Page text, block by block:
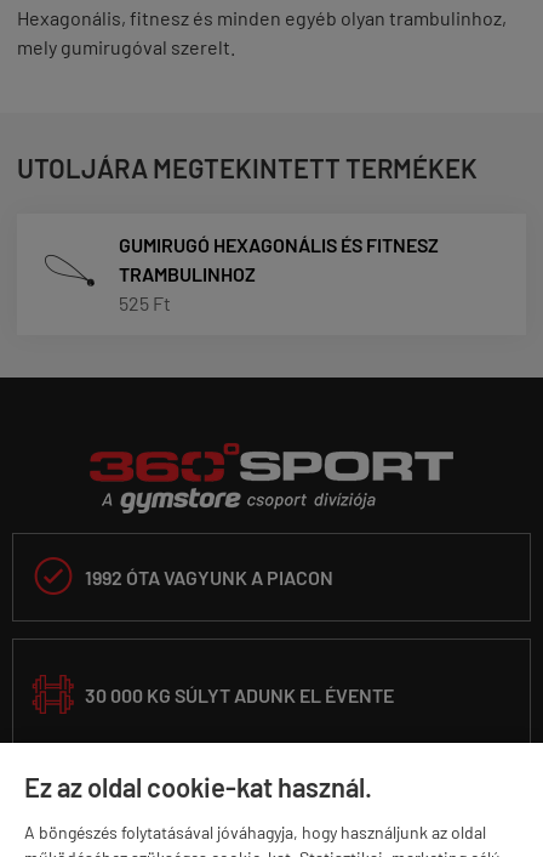
Ez az oldal cookie-kat használ.
A böngészés folytatásával jóváhagyja, hogy használjunk az oldal
Hexagonális, fitnesz és minden egyéb olyan trambulinhoz,
mely gumirugóval szerelt.
UTOLJÁRA MEGTEKINTETT TERMÉKEK
GUMIRUGÓ HEXAGONÁLIS ÉS FITNESZ
TRAMBULINHOZ
525 Ft
 1992 ÓTA VAGYUNK A PIACON
30 000 KG SÚLYT ADUNK EL ÉVENTE
25 000 TERMÉKET TARTUNK RAKTÁRON